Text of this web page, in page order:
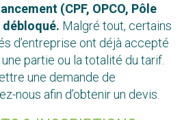
(CPF, OPCO, Pôle
Malgré tout, certains
d’entreprise ont déjà accepté
partie ou la totalité du tarif.
une demande de
nous afin d’obtenir un devis.